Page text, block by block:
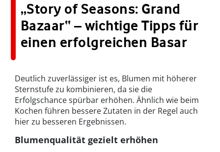
„Story of Seasons: Grand
Bazaar“ – wichtige Tipps für
einen erfolgreichen Basar
Deutlich zuverlässiger ist es, Blumen mit höherer
Sternstufe zu kombinieren, da sie die
Erfolgschance spürbar erhöhen. Ähnlich wie beim
Kochen führen bessere Zutaten in der Regel auch
hier zu besseren Ergebnissen.
Blumenqualität gezielt erhöhen